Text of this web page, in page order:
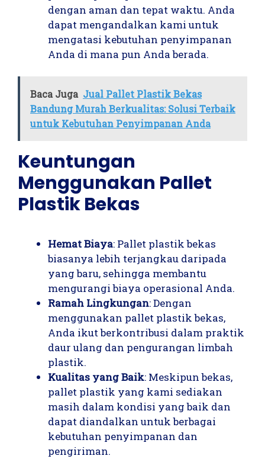
dengan aman dan tepat waktu. Anda
dapat mengandalkan kami untuk
mengatasi kebutuhan penyimpanan
Anda di mana pun Anda berada.
Baca Juga Jual Pallet Plastik Bekas
Bandung Murah Berkualitas: Solusi Terbaik
untuk Kebutuhan Penyimpanan Anda
Keuntungan
Menggunakan Pallet
Plastik Bekas
Hemat Biaya: Pallet plastik bekas
biasanya lebih terjangkau daripada
yang baru, sehingga membantu
mengurangi biaya operasional Anda.
Ramah Lingkungan: Dengan
menggunakan pallet plastik bekas,
Anda ikut berkontribusi dalam praktik
daur ulang dan pengurangan limbah
plastik.
Kualitas yang Baik: Meskipun bekas,
pallet plastik yang kami sediakan
masih dalam kondisi yang baik dan
dapat diandalkan untuk berbagai
kebutuhan penyimpanan dan
pengiriman.